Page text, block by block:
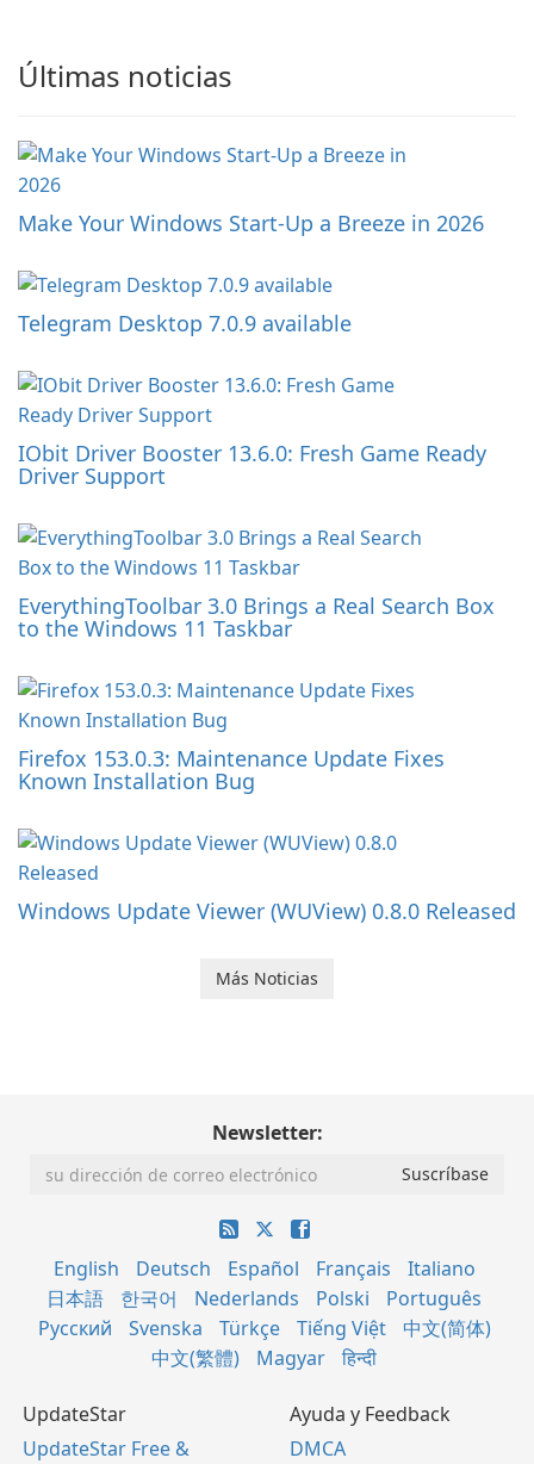
Últimas noticias
Make Your Windows Start-Up a Breeze in 2026
Telegram Desktop 7.0.9 available
IObit Driver Booster 13.6.0: Fresh Game Ready
Driver Support
EverythingToolbar 3.0 Brings a Real Search Box
to the Windows 11 Taskbar
Firefox 153.0.3: Maintenance Update Fixes
Known Installation Bug
Windows Update Viewer (WUView) 0.8.0 Released
Más Noticias
Newsletter:
English Deutsch Español Français
Italiano
日本語
한국어 Nederlands Polski
Português
Русский
Svenska Türkçe Tiếng Việt
中文(简体)
中文(繁體)
Magyar हिन्दी
UpdateStar
UpdateStar Free &
Ayuda y Feedback
DMCA